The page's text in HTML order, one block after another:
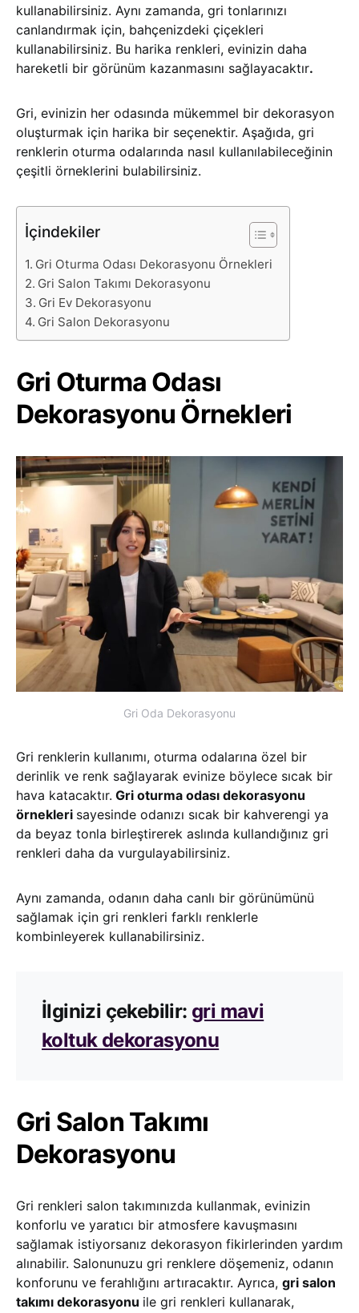
kullanabilirsiniz. Aynı zamanda, gri tonlarınızı
canlandırmak için, bahçenizdeki çiçekleri
kullanabilirsiniz. Bu harika renkleri, evinizin daha
hareketli bir görünüm kazanmasını sağlayacaktır.
Gri, evinizin her odasında mükemmel bir dekorasyon
oluşturmak için harika bir seçenektir. Aşağıda, gri
renklerin oturma odalarında nasıl kullanılabileceğinin
çeşitli örneklerini bulabilirsiniz.
İçindekiler
Gri Oturma Odası Dekorasyonu Örnekleri
Gri Salon Takımı Dekorasyonu
Gri Ev Dekorasyonu
Gri Salon Dekorasyonu
Gri Oturma Odası
Dekorasyonu Örnekleri
Gri Oda Dekorasyonu
Gri renklerin kullanımı, oturma odalarına özel bir
derinlik ve renk sağlayarak evinize böylece sıcak bir
hava katacaktır. Gri oturma odası dekorasyonu
örnekleri sayesinde odanızı sıcak bir kahverengi ya
da beyaz tonla birleştirerek aslında kullandığınız gri
renkleri daha da vurgulayabilirsiniz.
Aynı zamanda, odanın daha canlı bir görünümünü
sağlamak için gri renkleri farklı renklerle
kombinleyerek kullanabilirsiniz.
İlginizi çekebilir: gri mavi
koltuk dekorasyonu
Gri Salon Takımı
Dekorasyonu
Gri renkleri salon takımınızda kullanmak, evinizin
konforlu ve yaratıcı bir atmosfere kavuşmasını
sağlamak istiyorsanız dekorasyon fikirlerinden yardım
alınabilir. Salonunuzu gri renklere döşemeniz, odanın
konforunu ve ferahlığını artıracaktır. Ayrıca, gri salon
takımı dekorasyonu ile gri renkleri kullanarak,